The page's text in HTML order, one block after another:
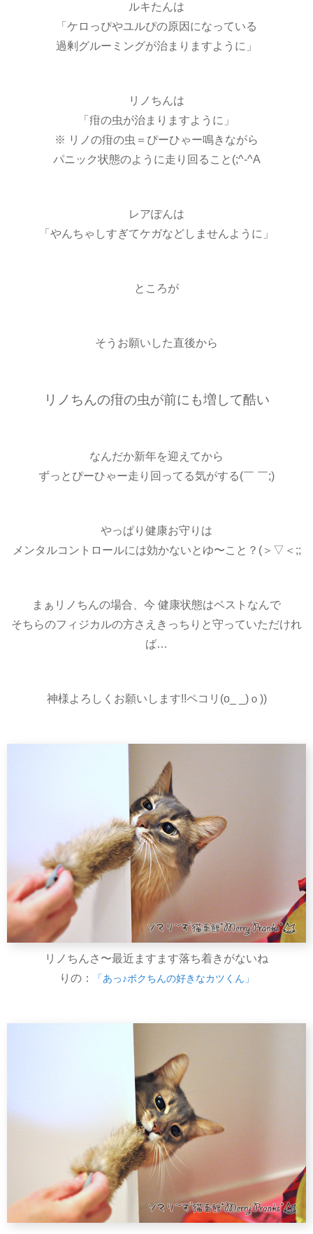
ルキたんは
「ケロっぴやユルぴの原因になっている
過剰グルーミングが治まりますように」
リノちんは
「疳の虫が治まりますように」
※ リノの疳の虫＝ぴーひゃー鳴きながら
パニック状態のように走り回ること(;^-^A
レアぽんは
「やんちゃしすぎてケガなどしませんように」
ところが
そうお願いした直後から
リノちんの疳の虫が前にも増して酷い
なんだか新年を迎えてから
ずっとぴーひゃー走り回ってる気がする(￣ ￣;)
やっぱり健康お守りは
メンタルコントロールには効かないとゆ〜こと？(＞▽＜;;
まぁリノちんの場合、今 健康状態はベストなんで
そちらのフィジカルの方さえきっちりと守っていただけれ
ば…
神様よろしくお願いします!!ペコリ(o_ _)ｏ))
リノちんさ〜最近ますます落ち着きがないね
りの：
「あっ♪ボクちんの好きなカツくん」